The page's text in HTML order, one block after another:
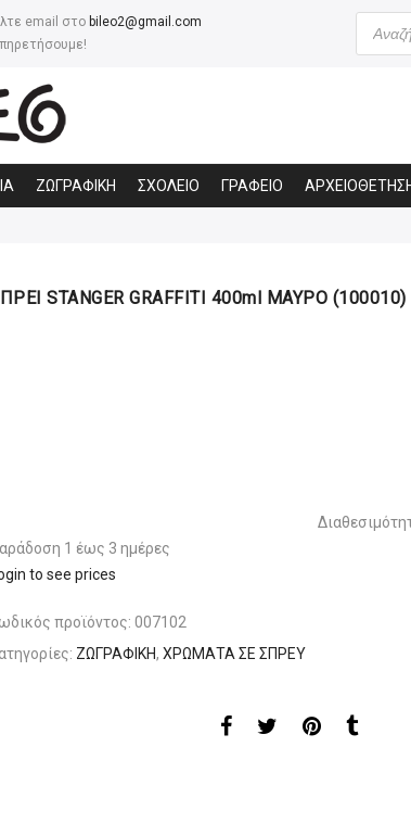
email στο bileo2@gmail.com
Products
search
ΖΩΓΡΑΦΙΚΗ ΣΧΟΛΕΙΟ ΓΡΑΦΕΙΟ
STANGER GRAFFITI 400ml ΜΑΥΡΟ (100010)
1 έως 3 ημέρες
to see prices
προϊόντος: 007102
ΖΩΓΡΑΦΙΚΗ, ΧΡΩΜΑΤΑ ΣΕ ΣΠΡΕΥ